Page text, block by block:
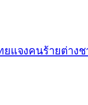
ยแจงคนร้ายต่าง